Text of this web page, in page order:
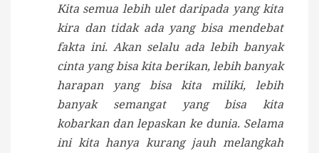
Kita semua lebih ulet daripada yang kita
kira dan tidak ada yang bisa mendebat
fakta ini. Akan selalu ada lebih banyak
cinta yang bisa kita berikan, lebih banyak
harapan yang bisa kita miliki, lebih
banyak semangat yang bisa kita
kobarkan dan lepaskan ke dunia. Selama
ini kita hanya kurang jauh melangkah